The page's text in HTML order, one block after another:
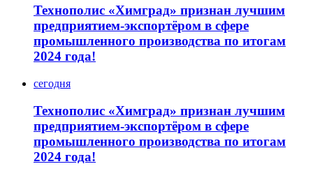
Технополис «Химград» признан лучшим
предприятием-экспортёром в сфере
промышленного производства по итогам
2024 года!
сегодня
Технополис «Химград» признан лучшим
предприятием-экспортёром в сфере
промышленного производства по итогам
2024 года!